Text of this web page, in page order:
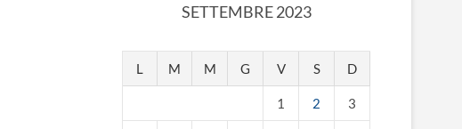
SETTEMBRE 2023
L M M G V S D
1 2 3